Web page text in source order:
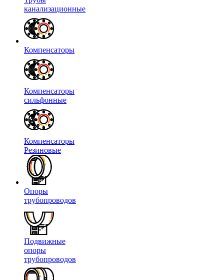
канализационные
Компенсаторы
Компенсаторы
сильфонные
Компенсаторы
Резиновые
Опоры
трубопроводов
Подвижные
опоры
трубопроводов